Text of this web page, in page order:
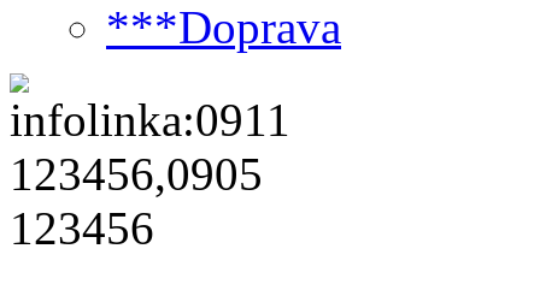
***Doprava